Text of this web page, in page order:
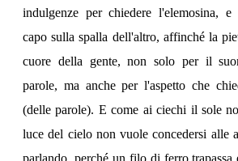
indulgenze per chiedere l'elemosina,
capo sulla spalla dell'altro, affinché la
cuore della gente, non solo per il
parole, ma anche per l'aspetto che
(delle parole). E come ai ciechi il sole
luce del cielo non vuole concedersi alle
parlando, perché un filo di ferro trapassa